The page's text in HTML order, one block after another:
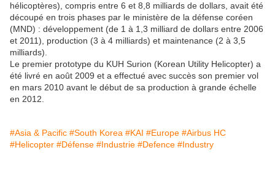
hélicoptères), compris entre 6 et 8,8 milliards de dollars, avait été
découpé en trois phases par le ministère de la défense coréen
(MND) : développement (de 1 à 1,3 milliard de dollars entre 2006
et 2011), production (3 à 4 milliards) et maintenance (2 à 3,5
milliards).
Le premier prototype du KUH Surion (Korean Utility Helicopter) a
été livré en août 2009 et a effectué avec succès son premier vol
en mars 2010 avant le début de sa production à grande échelle
en 2012.
#Asia & Pacific #South Korea #KAI #Europe #Airbus HC
#Helicopter #Défense #Industrie #Defence #Industry